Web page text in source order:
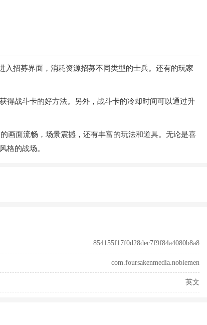
入招募界面，消耗资源招募不同类型的士兵。还有的玩家
得战斗卡的好方法。另外，战斗卡的冷却时间可以通过升
画面流畅，场景震撼，还有丰富的玩法和道具。无论是喜
格的战场。
854155f17f0d28dec7f9f84a4080b8a8
com.foursakenmedia.noblemen
英文